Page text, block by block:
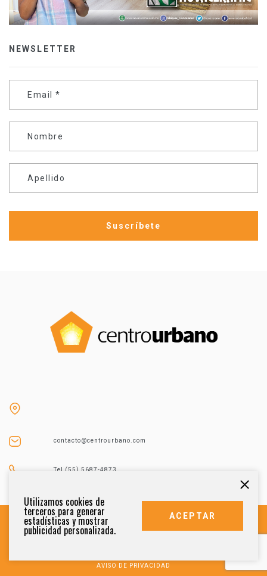
NEWSLETTER
Email *
Nombre
Apellido
contacto@centrourbano.com
Tel (55) 5687-4873
AVISO DE PRIVACIDAD
Utilizamos cookies de
terceros para generar
estadísticas y mostrar
publicidad personalizada.
ACEPTAR